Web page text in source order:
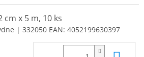
cm x 5 m, 10 ks
| 332050 EAN: 4052199630397